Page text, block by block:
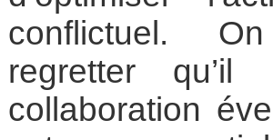
conflictuel.
regretter qu’il
collaboration